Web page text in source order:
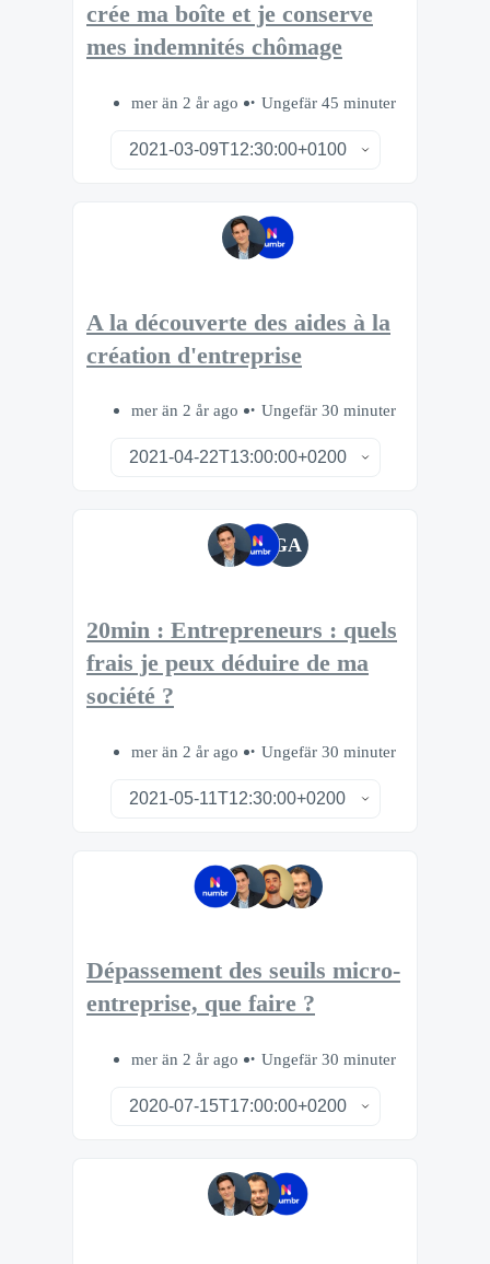
crée ma boîte et je conserve
mes indemnités chômage
mer än 2 år ago Ungefär 45 minuter
A la découverte des aides à la
création d'entreprise
mer än 2 år ago Ungefär 30 minuter
GA
20min : Entrepreneurs : quels
frais je peux déduire de ma
société ?
mer än 2 år ago Ungefär 30 minuter
Dépassement des seuils micro-
entreprise, que faire ?
mer än 2 år ago Ungefär 30 minuter